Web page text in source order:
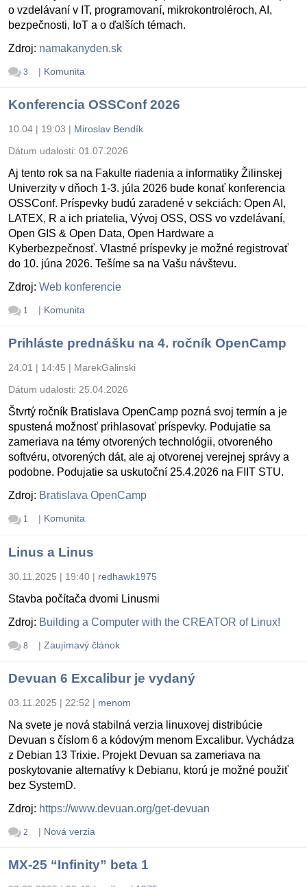
o vzdelávaní v IT, programovaní, mikrokontroléroch, AI,
bezpečnosti, IoT a o ďalších témach.
Zdroj: namakanyden.sk
3 | Komunita
Konferencia OSSConf 2026
10.04 | 19:03 | Miroslav Bendík
Dátum udalosti: 01.07.2026
Aj tento rok sa na Fakulte riadenia a informatiky Žilinskej
Univerzity v dňoch 1-3. júla 2026 bude konať konferencia
OSSConf. Príspevky budú zaradené v sekciách: Open AI,
LATEX, R a ich priatelia, Vývoj OSS, OSS vo vzdelávaní,
Open GIS & Open Data, Open Hardware a
Kyberbezpečnosť. Vlastné príspevky je možné registrovať
do 10. júna 2026. Tešíme sa na Vašu návštevu.
Zdroj: Web konferencie
1 | Komunita
Prihláste prednášku na 4. ročník OpenCamp
24.01 | 14:45 | MarekGalinski
Dátum udalosti: 25.04.2026
Štvrtý ročník Bratislava OpenCamp pozná svoj termín a je
spustená možnosť prihlasovať príspevky. Podujatie sa
zameriava na témy otvorených technológii, otvoreného
softvéru, otvorených dát, ale aj otvorenej verejnej správy a
podobne. Podujatie sa uskutoční 25.4.2026 na FIIT STU.
Zdroj: Bratislava OpenCamp
1 | Komunita
Linus a Linus
30.11.2025 | 19:40 | redhawk1975
Stavba počítača dvomi Linusmi
Zdroj: Building a Computer with the CREATOR of Linux!
8 | Zaujímavý článok
Devuan 6 Excalibur je vydaný
03.11.2025 | 22:52 | menom
Na svete je nová stabilná verzia linuxovej distribúcie
Devuan s číslom 6 a kódovým menom Excalibur. Vychádza
z Debian 13 Trixie. Projekt Devuan sa zameriava na
poskytovanie alternatívy k Debianu, ktorú je možné použiť
bez SystemD.
Zdroj: https://www.devuan.org/get-devuan
2 | Nová verzia
MX-25 “Infinity” beta 1